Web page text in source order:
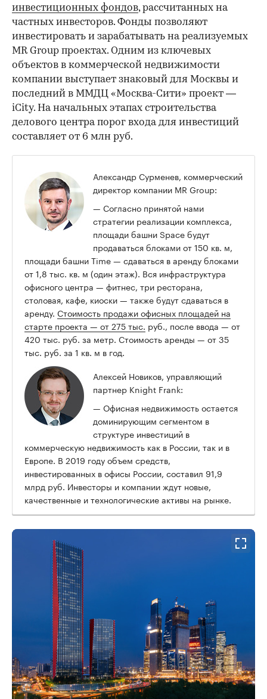
инвестиционных фондов, рассчитанных на
частных инвесторов. Фонды позволяют
инвестировать и зарабатывать на реализуемых
MR Group проектах. Одним из ключевых
объектов в коммерческой недвижимости
компании выступает знаковый для Москвы и
последний в ММДЦ «Москва-Сити» проект —
iCity. На начальных этапах строительства
делового центра порог входа для инвестиций
составляет от 6 млн руб.
Александр Сурменев, коммерческий
директор компании MR Group:
— Согласно принятой нами
стратегии реализации комплекса,
площади башни Space будут
продаваться блоками от 150 кв. м,
площади башни Time — сдаваться в аренду блоками
от 1,8 тыс. кв. м (один этаж). Вся инфраструктура
офисного центра — фитнес, три ресторана,
столовая, кафе, киоски — также будут сдаваться в
аренду. Стоимость продажи офисных площадей на
старте проекта — от 275 тыс. руб., после ввода — от
420 тыс. руб. за метр. Стоимость аренды — от 35
тыс. руб. за 1 кв. м в год.
Алексей Новиков, управляющий
партнер Knight Frank:
— Офисная недвижимость остается
доминирующим сегментом в
структуре инвестиций в
коммерческую недвижимость как в России, так и в
Европе. В 2019 году объем средств,
инвестированных в офисы России, составил 91,9
млрд руб. Инвесторы и компании ждут новые,
качественные и технологические активы на рынке.